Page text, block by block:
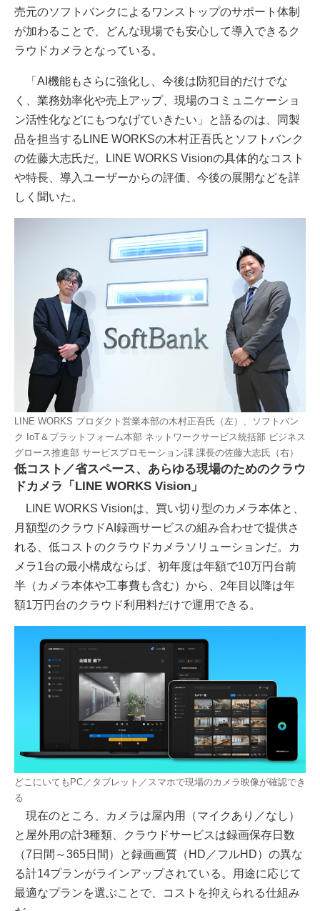
売元のソフトバンクによるワンストップのサポート体制
が加わることで、どんな現場でも安心して導入できるク
ラウドカメラとなっている。
「AI機能もさらに強化し、今後は防犯目的だけでな
く、業務効率化や売上アップ、現場のコミュニケーショ
ン活性化などにもつなげていきたい」と語るのは、同製
品を担当するLINE WORKSの木村正吾氏とソフトバンク
の佐藤大志氏だ。LINE WORKS Visionの具体的なコスト
や特長、導入ユーザーからの評価、今後の展開などを詳
しく聞いた。
LINE WORKS プロダクト営業本部の木村正吾氏（左）、ソフトバン
ク IoT＆プラットフォーム本部 ネットワークサービス統括部 ビジネス
グロース推進部 サービスプロモーション課 課長の佐藤大志氏（右）
低コスト／省スペース、あらゆる現場のためのクラウ
ドカメラ「LINE WORKS Vision」
LINE WORKS Visionは、買い切り型のカメラ本体と、
月額型のクラウドAI録画サービスの組み合わせで提供さ
れる、低コストのクラウドカメラソリューションだ。カ
メラ1台の最小構成ならば、初年度は年額で10万円台前
半（カメラ本体や工事費も含む）から、2年目以降は年
額1万円台のクラウド利用料だけで運用できる。
どこにいてもPC／タブレット／スマホで現場のカメラ映像が確認でき
る
現在のところ、カメラは屋内用（マイクあり／なし）
と屋外用の計3種類、クラウドサービスは録画保存日数
（7日間～365日間）と録画画質（HD／フルHD）の異な
る計14プランがラインアップされている。用途に応じて
最適なプランを選ぶことで、コストを抑えられる仕組み